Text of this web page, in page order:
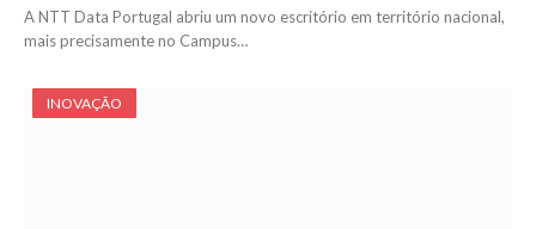
A NTT Data Portugal abriu um novo escritório em território nacional,
mais precisamente no Campus…
INOVAÇÃO